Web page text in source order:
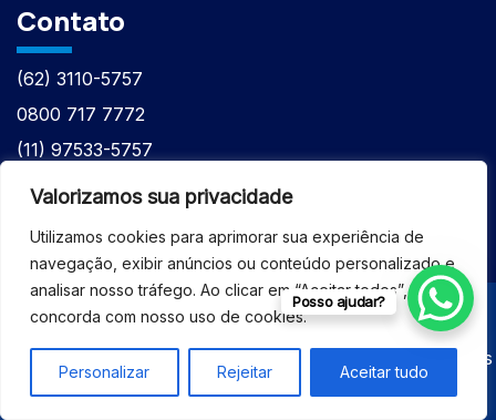
Valorizamos sua privacidade
Utilizamos cookies para aprimorar sua experiência de
navegação, exibir anúncios ou conteúdo personalizado e
analisar nosso tráfego. Ao clicar em “Aceitar todos”, você
concorda com nosso uso de cookies.
Personalizar Rejeitar Aceitar tudo
Contato
(62) 3110-5757
0800 717 7772
(11) 97533-5757
(62) 98610-7777
© 2026 - ASSISTÊNCIA TÉCNICA ESPECIALIZADA
EQUIPAMENTOS BRUKER - Todos os direitos reservados
Posso ajudar?